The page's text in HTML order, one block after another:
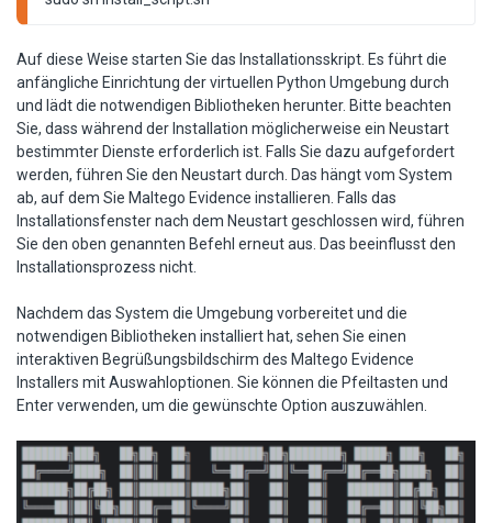
Auf diese Weise starten Sie das Installationsskript. Es führt die
anfängliche Einrichtung der virtuellen Python Umgebung durch
und lädt die notwendigen Bibliotheken herunter. Bitte beachten
Sie, dass während der Installation möglicherweise ein Neustart
bestimmter Dienste erforderlich ist. Falls Sie dazu aufgefordert
werden, führen Sie den Neustart durch. Das hängt vom System
ab, auf dem Sie Maltego Evidence installieren. Falls das
Installationsfenster nach dem Neustart geschlossen wird, führen
Sie den oben genannten Befehl erneut aus. Das beeinflusst den
Installationsprozess nicht.
Nachdem das System die Umgebung vorbereitet und die
notwendigen Bibliotheken installiert hat, sehen Sie einen
interaktiven Begrüßungsbildschirm des Maltego Evidence
Installers mit Auswahloptionen. Sie können die Pfeiltasten und
Enter verwenden, um die gewünschte Option auszuwählen.